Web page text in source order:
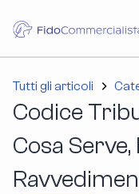
Tutti gli articoli
Codice
Cosa Serve,